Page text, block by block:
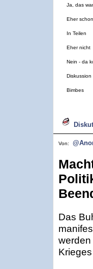
Ja, das
Eher schon
In Teilen
Eher nicht
Nein - da
Diskussion
Bimbes
Von:
Das